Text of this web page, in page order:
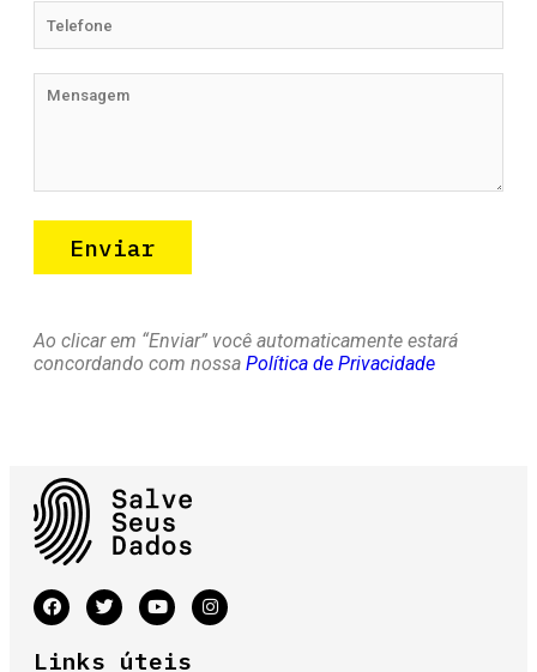
Ao clicar em “Enviar” você automaticamente estará
concordando com nossa Política de Privacidade
Links úteis